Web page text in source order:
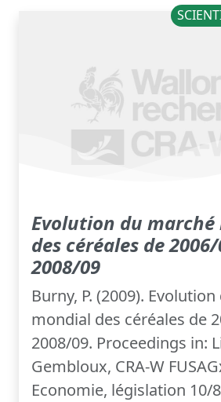
Evolution du
des céréales de
2008/09
Burny, P. (2009).
mondial des céréales de
2008/09. Proceedings in:
Gembloux, CRA-W
Economie, législation 10/